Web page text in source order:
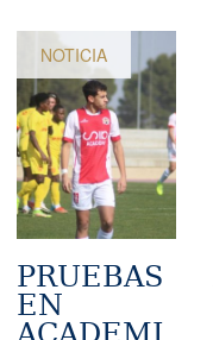
NOTICIA
PRUEBAS
EN